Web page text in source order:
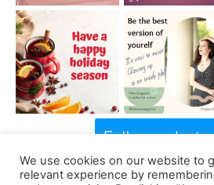
Follow on
We use cookies on our website to
relevant experience by